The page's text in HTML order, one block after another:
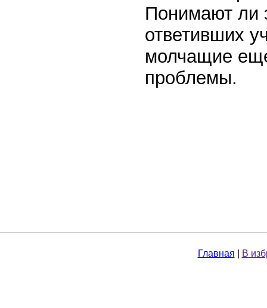
Понимают ли
ответивших
молчащие
проблемы.
Главная В